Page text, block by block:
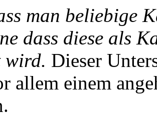
man beliebige
dass diese als
wird. Dieser
allem einem